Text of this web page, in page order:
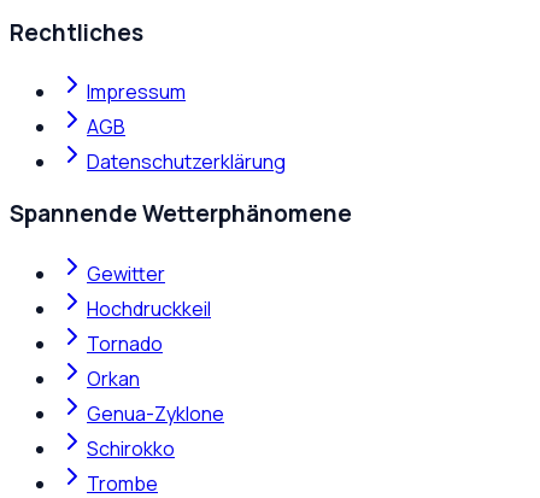
Rechtliches
Impressum
AGB
Datenschutzerklärung
Spannende Wetterphänomene
Gewitter
Hochdruckkeil
Tornado
Orkan
Genua-Zyklone
Schirokko
Trombe